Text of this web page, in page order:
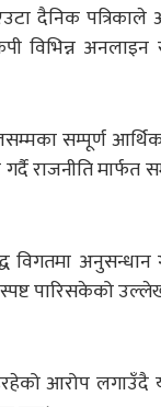
दैनिक पत्रिकाले
विभिन्न अनलाइन
सम्पूर्ण आर्थिक
राजनीति
अनुसन्धान
पारिसकेको
आरोप